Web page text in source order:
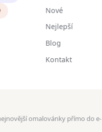
Nové
Nejlepší
Blog
Kontakt
omalovánky přímo do e-